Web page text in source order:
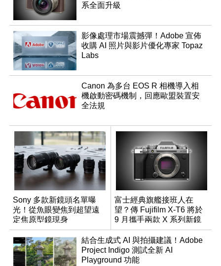
系全面升級
影像處理市場震撼彈！Adobe 宣佈
收購 AI 照片與影片優化專家 Topaz
Labs
Canon 為多台 EOS R 相機導入相
機啟動密碼機制，回應歐盟裝置安
全法規
Sony 多款新鏡頭名單曝
光！從魚眼變焦到超望遠
定焦原型鏡現身
富士經典旗艦接班人在
望？傳 Fujifilm X-T6 將於
9 月攜手兩款 X 系列新鏡
頭登場
結合生成式 AI 與拍攝建議！Adobe
Project Indigo 測試全新 AI
Playground 功能